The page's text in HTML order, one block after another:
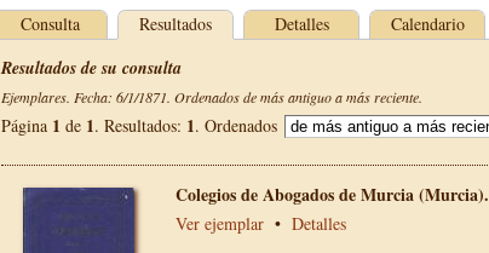
Consulta Resultados Detalles Calendario
Resultados de su consulta
Ejemplares. Fecha: 6/1/1871. Ordenados de más antiguo a más reciente.
Página 1 de 1. Resultados: 1. Ordenados
Colegios de Abogados de Murcia (Murcia).
Ver ejemplar • Detalles